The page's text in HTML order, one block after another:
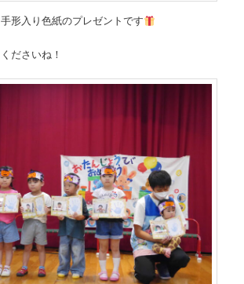
形入り色紙のプレゼントです
ださいね！